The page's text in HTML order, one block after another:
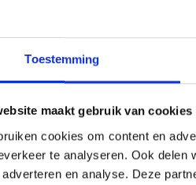
Toestemming
maakt gebruik van cookies
cookies om content en
te analyseren. Ook delen
adverteren en analyse. Deze
Abonneer
delen.